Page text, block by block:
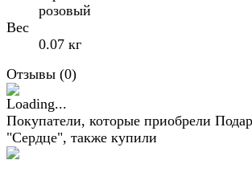
розовый
Вес
0.07 кг
Отзывы (0)
Покупатели, которые приобрели
"Сердце", также купили